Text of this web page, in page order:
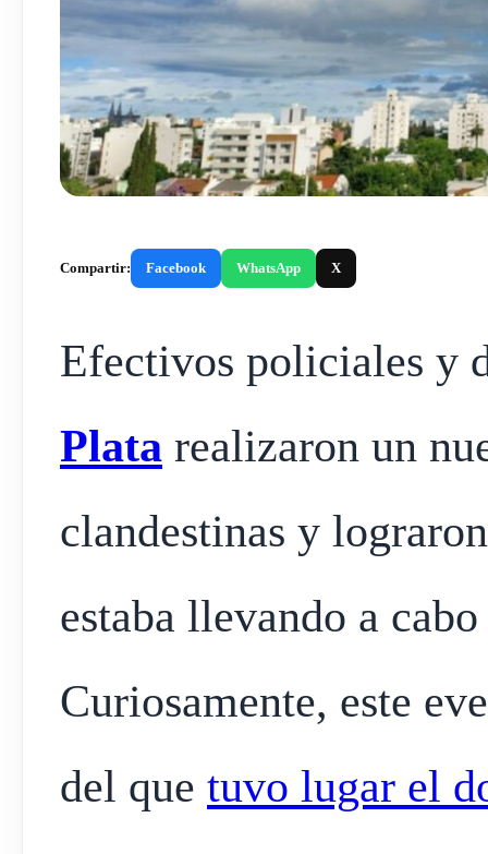
Compartir: Facebook WhatsApp X
Efectivos policiales y
Plata realizaron un
clandestinas y
estaba llevando a
Curiosamente, este
del que tuvo lugar el